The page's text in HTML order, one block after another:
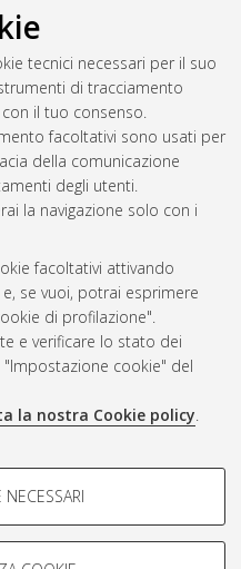
tecnici necessari per il suo
di tracciamento
il tuo consenso.
facoltativi sono usati per
della comunicazione
degli utenti.
la navigazione solo con i
facoltativi attivando
se vuoi, potrai esprimere
di profilazione".
e verificare lo stato dei
cookie" del
la nostra Cookie policy.
le caratteristiche della